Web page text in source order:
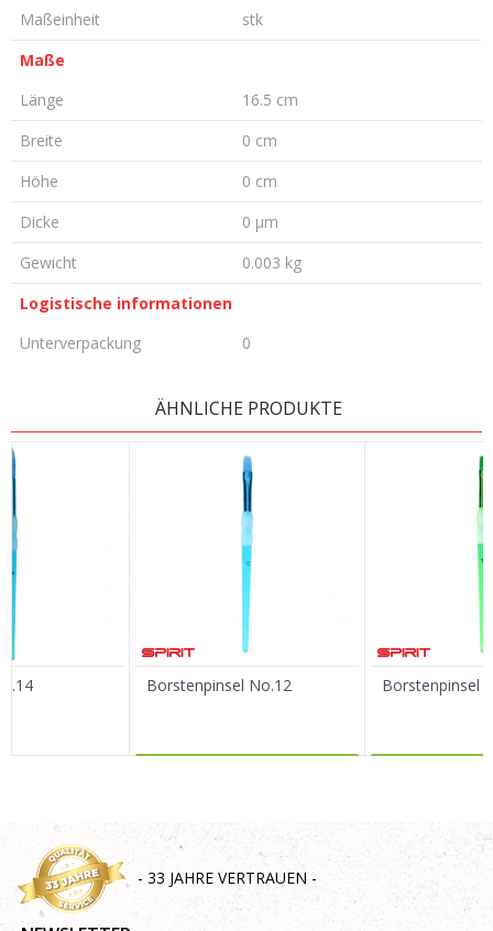
Maßeinheit
stk
Maße
Länge
16.5 cm
Breite
0 cm
Höhe
0 cm
Dicke
0 µm
Gewicht
0.003 kg
Logistische informationen
Unterverpackung
0
ÄHNLICHE PRODUKTE
Borstenpinsel No.12 Borstenpinsel
- 33 JAHRE VERTRAUEN -